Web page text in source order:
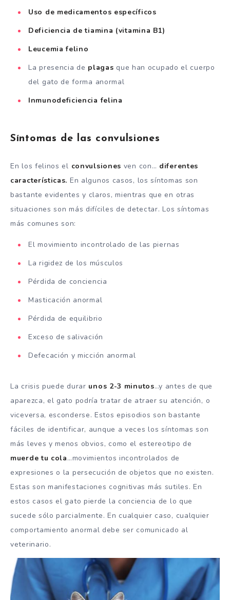
Uso de medicamentos específicos
Deficiencia de tiamina (vitamina B1)
Leucemia felino
La presencia de plagas que han ocupado el cuerpo
del gato de forma anormal
Inmunodeficiencia felina
Síntomas de las convulsiones
En los felinos el convulsiones ven con… diferentes
características. En algunos casos, los síntomas son
bastante evidentes y claros, mientras que en otras
situaciones son más difíciles de detectar. Los síntomas
más comunes son:
El movimiento incontrolado de las piernas
La rigidez de los músculos
Pérdida de conciencia
Masticación anormal
Pérdida de equilibrio
Exceso de salivación
Defecación y micción anormal
La crisis puede durar unos 2-3 minutos…y antes de que
aparezca, el gato podría tratar de atraer su atención, o
viceversa, esconderse. Estos episodios son bastante
fáciles de identificar, aunque a veces los síntomas son
más leves y menos obvios, como el estereotipo de
muerde tu cola…movimientos incontrolados de
expresiones o la persecución de objetos que no existen.
Estas son manifestaciones cognitivas más sutiles. En
estos casos el gato pierde la conciencia de lo que
sucede sólo parcialmente. En cualquier caso, cualquier
comportamiento anormal debe ser comunicado al
veterinario.